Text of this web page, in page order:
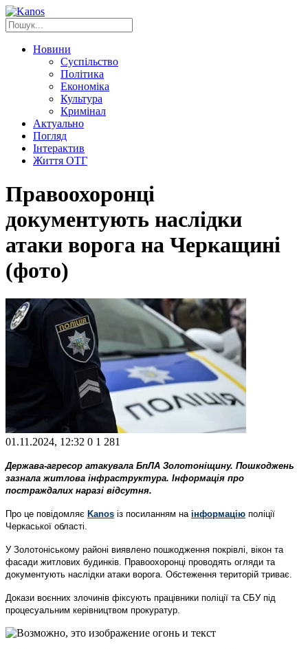
Новини
Суспільство
Політика
Економіка
Культура
Кримінал
Актуально
Погляд
Інтерактив
Життя ОТГ
Правоохоронці
документують наслідки
атаки ворога на Черкащині
(фото)
01.11.2024, 12:32 0 1 281
Держава-агресор атакувала БпЛА Золотоніщину. Пошкоджень
зазнала житлова інфраструктура. Інформація про
постраждалих наразі відсутня.
Про це повідомляє Kanos із посиланням на інформацію поліції
Черкаської області.
У Золотоніському районі виявлено пошкодження покрівлі, вікон та
фасади житлових будинків. Правоохоронці проводять огляди та
документують наслідки атаки ворога. Обстеження територій триває.
Докази воєнних злочинів фіксують працівники поліції та СБУ під
процесуальним керівництвом прокуратур.